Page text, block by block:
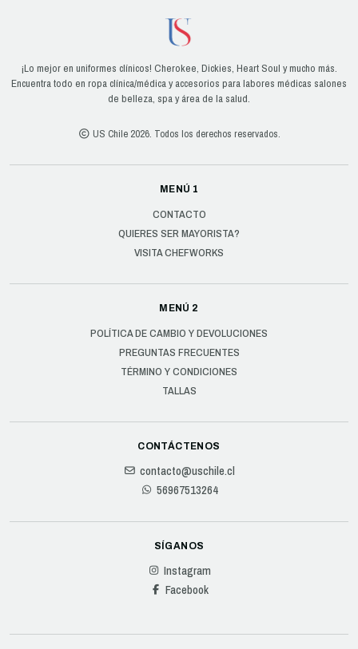
¡Lo mejor en uniformes clínicos! Cherokee, Dickies, Heart Soul y mucho más.
Encuentra todo en ropa clínica/médica y accesorios para labores médicas salones
de belleza, spa y área de la salud.
US Chile 2026. Todos los derechos reservados.
MENÚ 1
CONTACTO
QUIERES SER MAYORISTA?
VISITA CHEFWORKS
MENÚ 2
POLÍTICA DE CAMBIO Y DEVOLUCIONES
PREGUNTAS FRECUENTES
TÉRMINO Y CONDICIONES
TALLAS
CONTÁCTENOS
contacto@uschile.cl
56967513264
SÍGANOS
Instagram
Facebook